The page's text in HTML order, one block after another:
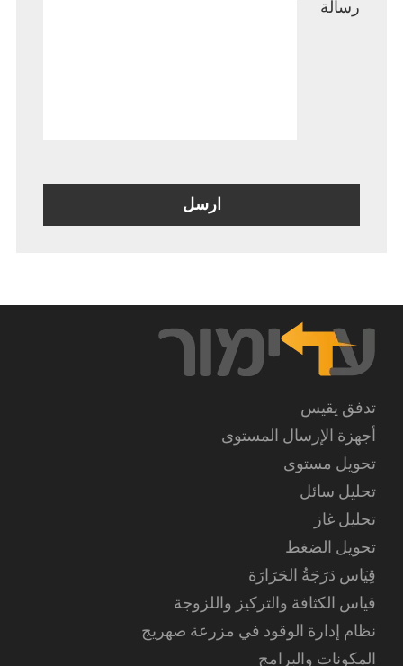
رسالة
تدفق يقيس
أجهزة الإرسال المستوى
تحويل مستوى
تحليل سائل
تحليل غاز
تحويل الضغط
قِيَاس دَرَجَةُ الحَرَارَة
قياس الكثافة والتركيز واللزوجة
نظام إدارة الوقود في مزرعة صهريج
المكونات والبرامج